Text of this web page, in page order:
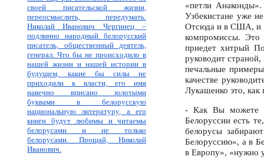
своей писательской жизни,
переосмыслить, передумать.
Николай Иванович Чергинец –
подлинно народный белорусский
писатель, общественный деятель,
генерал. Что бы не происходило в
нашей жизни и нашей истории в
будущем, какие бы силы не
приходили к власти, его имя
навечно вписано золотыми
буквами в белорусскую
национальную литературу, а его
книги будут любимы и читаемы
белорусами и не только
белорусами. Прощай, Николай
Иванович.
«петли
Узбекистане уже
Отсюда и в США, и
компромиссы. Это
приедет хитрый
руководит
печальные
качестве
Лукашенко это, как
- Как Вы можете
Белоруссии есть
белорусы
Белоруссию», а в
в Европу», «нужно